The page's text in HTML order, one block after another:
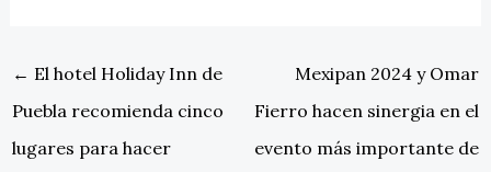
← El hotel Holiday Inn de
Puebla recomienda cinco
lugares para hacer
Mexipan 2024 y Omar
Fierro hacen sinergia en el
evento más importante de